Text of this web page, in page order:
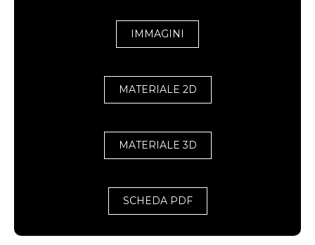
IMMAGINI
MATERIALE 2D
MATERIALE 3D
SCHEDA PDF